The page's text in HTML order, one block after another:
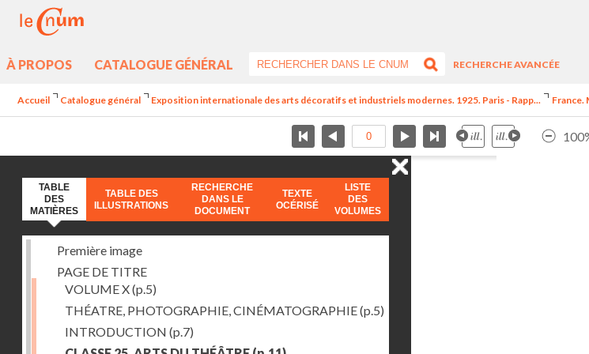
À PROPOS CATALOGUE GÉNÉRAL
RECHERCHE AVANCÉE
Accueil Catalogue général Exposition internationale des arts décoratifs et industriels modernes. 1925. Paris - Rapp... France.
TABLE
DES
MATIÈRES
TABLE DES
ILLUSTRATIONS
RECHERCHE
DANS LE
DOCUMENT
TEXTE
OCÉRISÉ
LISTE
DES
VOLUMES
Première image
PAGE DE TITRE
VOLUME X(p.5)
THÉATRE, PHOTOGRAPHIE, CINÉMATOGRAPHIE(p.5)
INTRODUCTION (p.7)